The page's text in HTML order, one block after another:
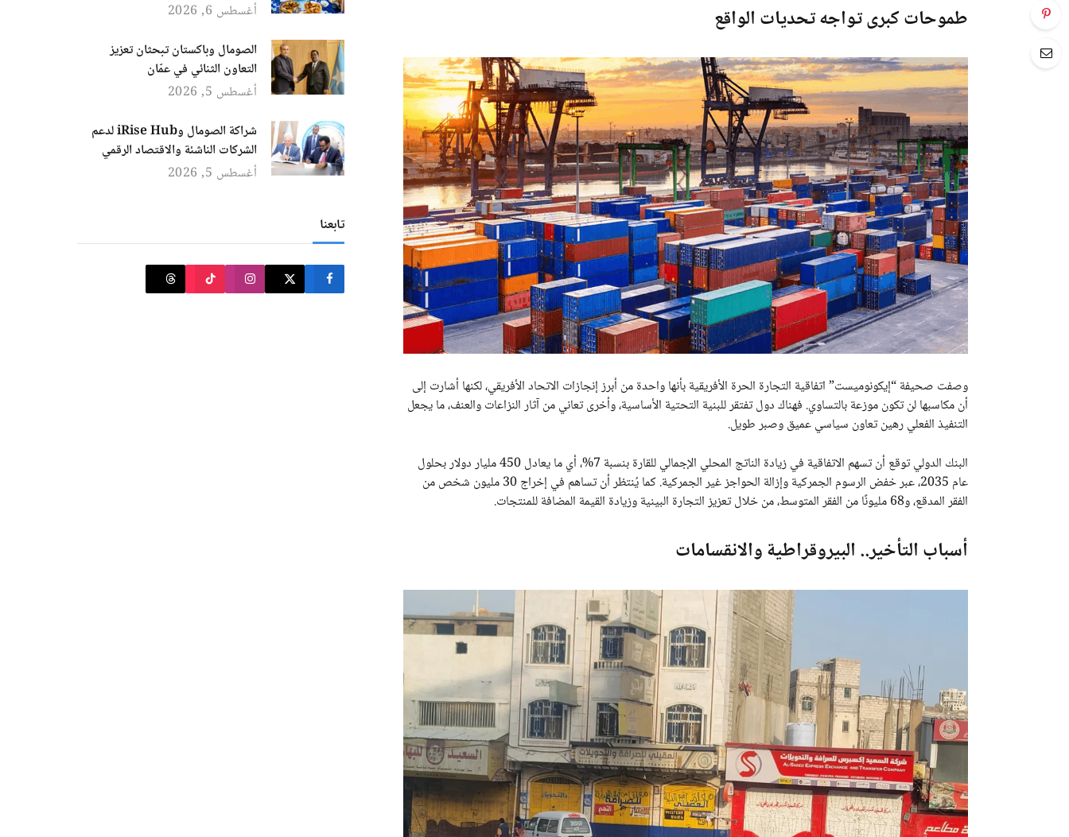
طموحات كبرى تواجه تحديات الواقع
وصفت صحيفة “إيكونوميست” اتفاقية التجارة الحرة الأفريقية بأنها واحدة من أبرز إنجازات الاتحاد الأفريقي، لكنها أشارت إلى
أن مكاسبها لن تكون موزعة بالتساوي. فهناك دول تفتقر للبنية التحتية الأساسية، وأخرى تعاني من آثار النزاعات والعنف، ما يجعل
التنفيذ الفعلي رهين تعاون سياسي عميق وصبر طويل.
البنك الدولي توقع أن تسهم الاتفاقية في زيادة الناتج المحلي الإجمالي للقارة بنسبة 7%، أي ما يعادل 450 مليار دولار بحلول
عام 2035، عبر خفض الرسوم الجمركية وإزالة الحواجز غير الجمركية. كما يُنتظر أن تساهم في إخراج 30 مليون شخص من
الفقر المدقع، و68 مليونًا من الفقر المتوسط، من خلال تعزيز التجارة البينية وزيادة القيمة المضافة للمنتجات.
أسباب التأخير.. البيروقراطية والانقسامات
أغسطس 6, 2026
الصومال وباكستان تبحثان تعزيز
التعاون الثنائي في عمّان
أغسطس 5, 2026
شراكة الصومال وiRise Hub لدعم
الشركات الناشئة والاقتصاد الرقمي
أغسطس 5, 2026
تابعنا